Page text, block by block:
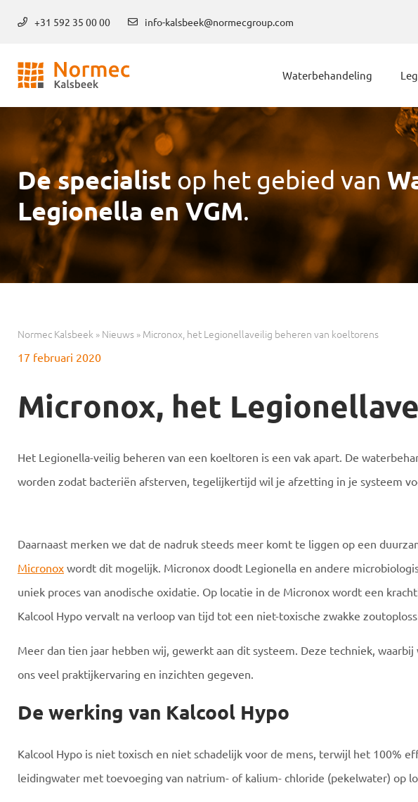
+31 592 35 00 00 info-kalsbeek@normecgroup.com
Waterbehandeling
De specialist op het gebied van
Legionella en VGM.
Normec Kalsbeek » Nieuws » Micronox, het Legionellaveilig beheren van koeltorens
17 februari 2020
Micronox, het
Het Legionella-veilig beheren van een koeltoren is een vak apart. De
worden zodat bacteriën afsterven, tegelijkertijd wil je afzetting in je systeem
Daarnaast merken we dat de nadruk steeds meer komt te liggen op een
Micronox wordt dit mogelijk. Micronox doodt Legionella en andere
uniek proces van anodische oxidatie. Op locatie in de Micronox wordt een
Kalcool Hypo vervalt na verloop van tijd tot een niet-toxische zwakke
Meer dan tien jaar hebben wij, gewerkt aan dit systeem. Deze techniek,
ons veel praktijkervaring en inzichten gegeven.
De werking van Kalcool Hypo
Kalcool Hypo is niet toxisch en niet schadelijk voor de mens, terwijl het 100%
leidingwater met toevoeging van natrium- of kalium- chloride (pekelwater) op